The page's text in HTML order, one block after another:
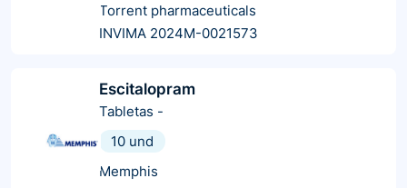
Torrent pharmaceuticals
INVIMA 2024M-0021573
Escitalopram
Tabletas -
10 und
Memphis